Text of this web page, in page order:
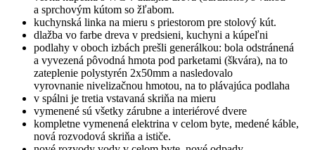
a sprchovým kútom so žľabom.
kuchynská linka na mieru s priestorom pre stolový kút.
dlažba vo farbe dreva v predsieni, kuchyni a kúpeľni
podlahy v oboch izbách prešli generálkou: bola odstránená
a vyvezená pôvodná hmota pod parketami (škvára), na to
zateplenie polystyrén 2x50mm a nasledovalo
vyrovnanie nivelizačnou hmotou, na to plávajúca podlaha
v spálni je tretia vstavaná skriňa na mieru
vymenené sú všetky zárubne a interiérové dvere
kompletne vymenená elektrina v celom byte, medené káble,
nová rozvodová skriňa a ističe.